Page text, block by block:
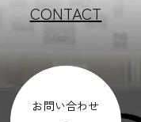
CONTACT
お問い合わせ